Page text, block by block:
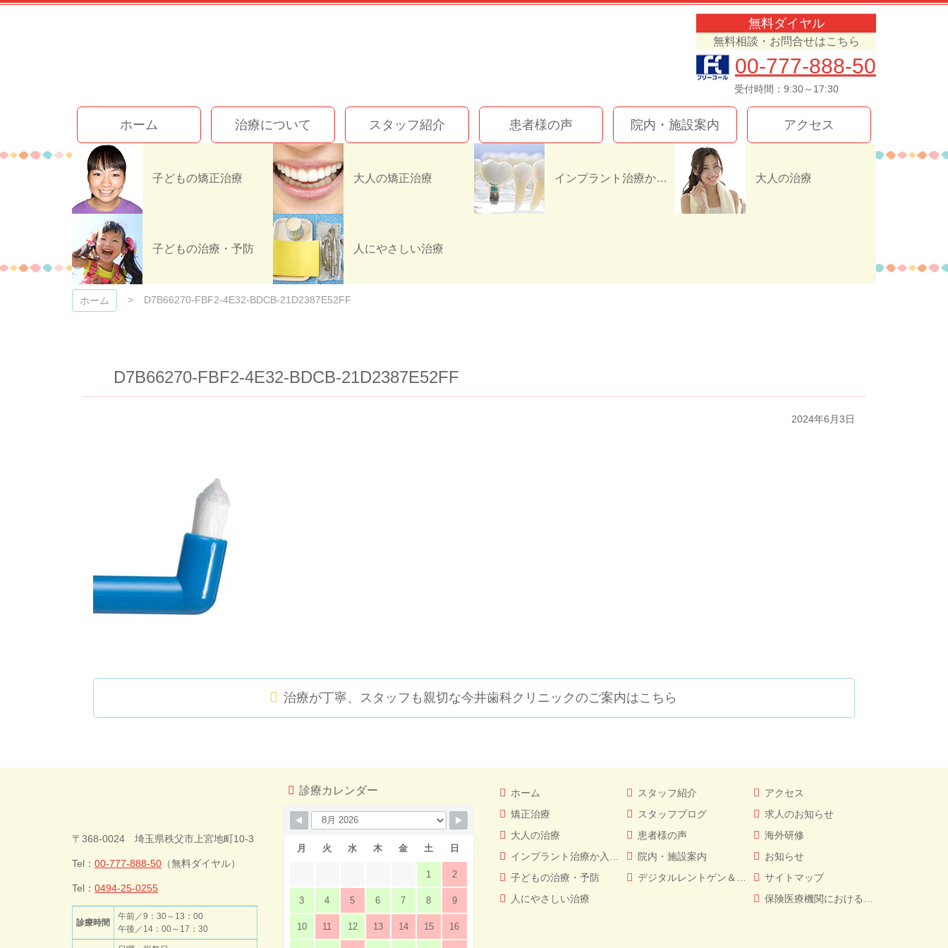
コ
ッ
今井歯科クリニック
無料ダイヤル
無料相談・お問合せはこちら
00-777-888-50
受付時間：9:30～17:30
ホーム 治療について
子どもの矯正治療 大人の矯正治療 インプラント治療か入れ歯（義歯）どっちを選ぶ！？ 大人の治療
子どもの治療・予防 人にやさしい治療
スタッフ紹介 患者様の声 院内・施設案内 アクセス
D7B66270-FBF2-4E32-BDCB-21D2387E52FF
ホーム D7B66270-FBF2-4E32-BDCB-21D2387E52FF
D7B66270-FBF2-4E32-BDCB-21D2387E52FF
2024年6月3日
治療が丁寧、スタッフも親切な今井歯科クリニックのご案内はこちら
ン
先
頭
戻
の
る
今井歯科クリ
ニック
〒368-0024 埼玉県秩父市上宮地町10-3
Tel： 00-777-888-50 （無料ダイヤル）
Tel： 0494-25-0255
診療時間
午前／9：30～13：00
午後／14：00～17：30
診療カレンダー
月 火 水 木 金 土 日
1 2
3 4 5 6 7 8 9
10 11 12 13 14 15 16
ホーム
矯正治療
大人の治療
インプラント治療か入れ歯（義歯）どっちを選ぶ！？
子どもの治療・予防
人にやさしい治療
スタッフ紹介
スタッフブログ
患者様の声
院内・施設案内
デジタルレントゲン＆CT
アクセス
求人のお知らせ
海外研修
お知らせ
サイトマップ
保険医療機関における書面掲示